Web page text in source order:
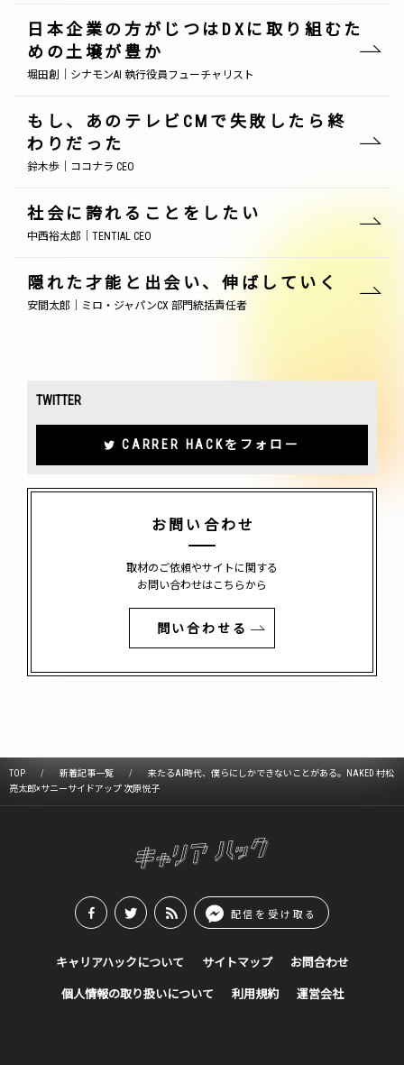
日本企業の方がじつはDXに取り組むた
めの土壌が豊か
堀田創｜シナモンAI 執行役員フューチャリスト
もし、あのテレビCMで失敗したら終
わりだった
鈴木歩｜ココナラ CEO
社会に誇れることをしたい
中西裕太郎｜TENTIAL CEO
隠れた才能と出会い、伸ばしていく
安間太郎｜ミロ・ジャパンCX 部門統括責任者
TWITTER
CARRER HACKをフォロー
お問い合わせ
取材のご依頼やサイトに関する
お問い合わせはこちらから
問い合わせる
TOP 新着記事一覧
来たるAI時代、僕らにしかできないことがある。NAKED 村松
亮太郎×サニーサイドアップ 次原悦子
配信を受け取る
キャリアハックについて サイトマップ お問合わせ
個人情報の取り扱いについて 利用規約 運営会社